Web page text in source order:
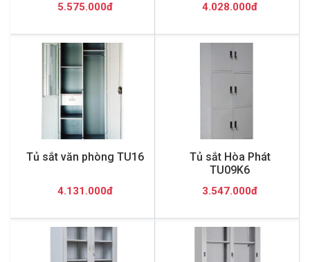
5.575.000đ 4.028.000đ
Tủ sắt văn phòng TU16
4.131.000đ
Tủ sắt Hòa Phát
TU09K6
3.547.000đ